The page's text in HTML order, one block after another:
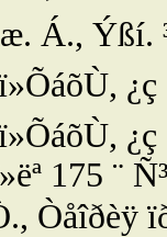
Á., Ýßí.
¿ç
¿ç
175 ¨
Òåîðèÿ